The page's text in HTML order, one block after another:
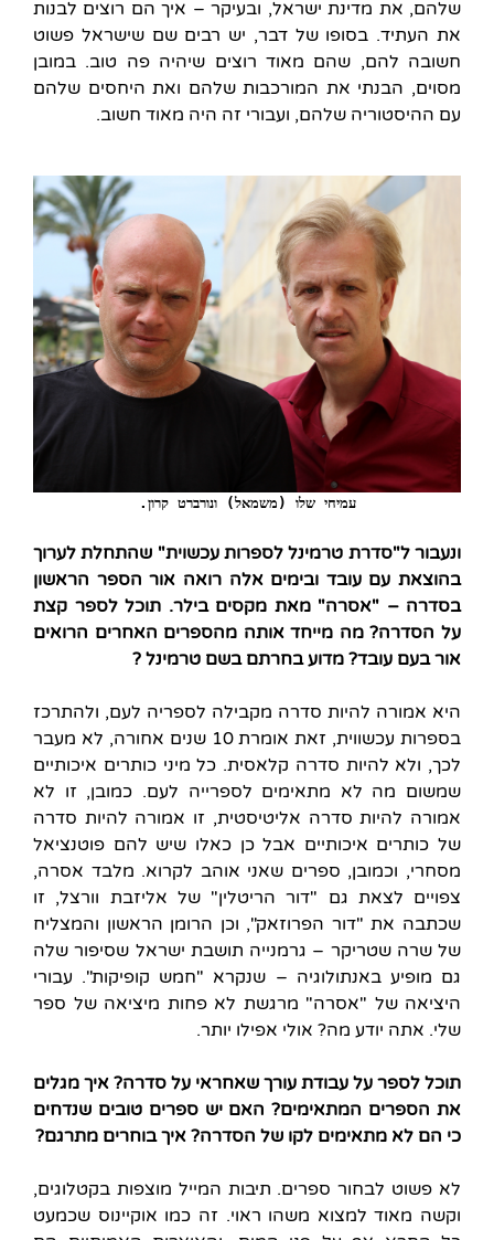
שלהם, את מדינת ישראל, ובעיקר – איך הם רוצים לבנות
את העתיד. בסופו של דבר, יש רבים שם שישראל פשוט
חשובה להם, שהם מאוד רוצים שיהיה פה טוב. במובן
מסוים, הבנתי את המורכבות שלהם ואת היחסים שלהם
עם ההיסטוריה שלהם, ועבורי זה היה מאוד חשוב.
עמיחי שלו (משמאל) ונורברט קרון.
ונעבור ל"סדרת טרמינל לספרות עכשוית" שהתחלת לערוך
בהוצאת עם עובד ובימים אלה רואה אור הספר הראשון
בסדרה – "אסרה" מאת מקסים בילר. תוכל לספר קצת
על הסדרה? מה מייחד אותה מהספרים האחרים הרואים
אור בעם עובד? מדוע בחרתם בשם טרמינל ?
היא אמורה להיות סדרה מקבילה לספריה לעם, ולהתרכז
בספרות עכשווית, זאת אומרת 10 שנים אחורה, לא מעבר
לכך, ולא להיות סדרה קלאסית. כל מיני כותרים איכותיים
שמשום מה לא מתאימים לספרייה לעם. כמובן, זו לא
אמורה להיות סדרה אליטיסטית, זו אמורה להיות סדרה
של כותרים איכותיים אבל כן כאלו שיש להם פוטנציאל
מסחרי, וכמובן, ספרים שאני אוהב לקרוא. מלבד אסרה,
צפויים לצאת גם "דור הריטלין" של אליזבת וורצל, זו
שכתבה את "דור הפרוזאק", וכן הרומן הראשון והמצליח
של שרה שטריקר – גרמנייה תושבת ישראל שסיפור שלה
גם מופיע באנתולוגיה – שנקרא "חמש קופיקות". עבורי
היציאה של "אסרה" מרגשת לא פחות מיציאה של ספר
שלי. אתה יודע מה? אולי אפילו יותר.
תוכל לספר על עבודת עורך שאחראי על סדרה? איך מגלים
את הספרים המתאימים? האם יש ספרים טובים שנדחים
כי הם לא מתאימים לקו של הסדרה? איך בוחרים מתרגם?
לא פשוט לבחור ספרים. תיבות המייל מוצפות בקטלוגים,
וקשה מאוד למצוא משהו ראוי. זה כמו אוקיינוס שכמעט